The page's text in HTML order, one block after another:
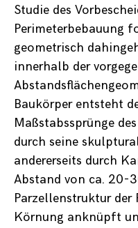
Studie des
Perimeterbebauung
geometrisch
innerhalb der
Baukörper entsteht
Maßstabssprünge
durch seine
andererseits durch
Abstand von ca. 20-
Parzellenstruktur der
Körnung anknüpft